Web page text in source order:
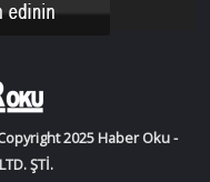
Instagram
2025 Haber Oku -
ŞTİ.